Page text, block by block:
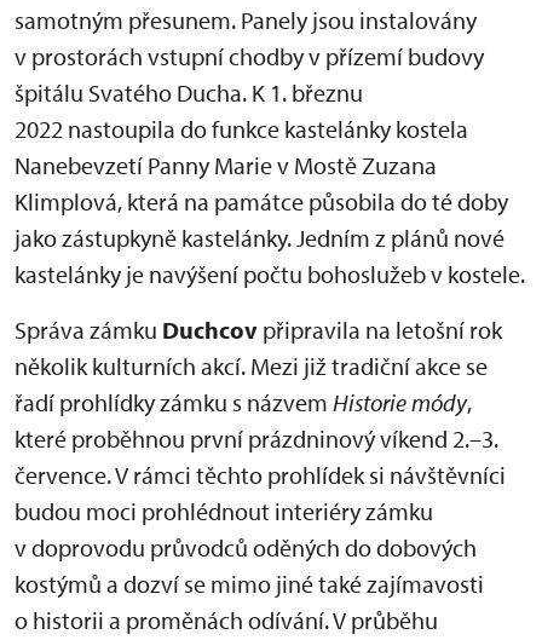
samotným přesunem. Panely jsou instalovány
v prostorách vstupní chodby v přízemí budovy
špitálu Svatého Ducha. K 1. březnu
2022 nastoupila do funkce kastelánky kostela
Nanebevzetí Panny Marie v Mostě Zuzana
Klimplová, která na památce působila do té doby
jako zástupkyně kastelánky. Jedním z plánů nové
kastelánky je navýšení počtu bohoslužeb v kostele.
Správa zámku Duchcov připravila na letošní rok
několik kulturních akcí. Mezi již tradiční akce se
řadí prohlídky zámku s názvem Historie módy,
které proběhnou první prázdninový víkend 2.–3.
července. V rámci těchto prohlídek si návštěvníci
budou moci prohlédnout interiéry zámku
v doprovodu průvodců oděných do dobových
kostýmů a dozví se mimo jiné také zajímavosti
o historii a proměnách odívání. V průběhu